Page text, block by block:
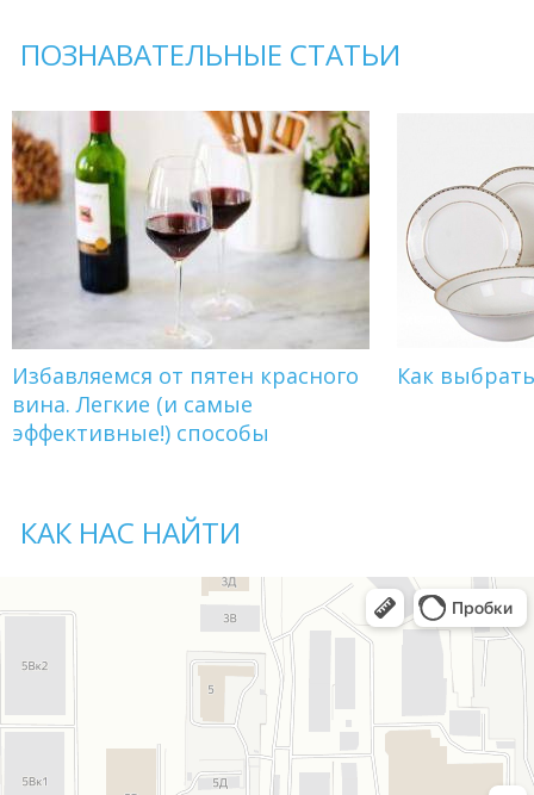
ПОЗНАВАТЕЛЬНЫЕ СТАТЬИ
Избавляемся от пятен красного
вина. Легкие (и самые
эффективные!) способы
Как
КАК НАС НАЙТИ